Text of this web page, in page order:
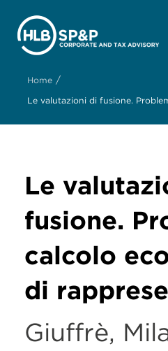
Home /
Le valutazioni di fusione.
Le
fusione.
calcolo
di
Giuffrè,